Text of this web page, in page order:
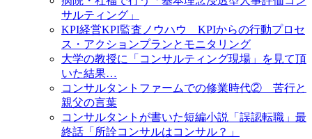
サルティング」
KPI経営KPI監査ノウハウ KPIからの行動プロセ
ス・アクションプランとモニタリング
大学の教授に「コンサルティング現場」を見て頂
いた結果…
コンサルタントファームでの修業時代② 苦行と
親父の言葉
コンサルタントが書いた短編小説「誤認転職」最
終話「所詮コンサルはコンサル？」